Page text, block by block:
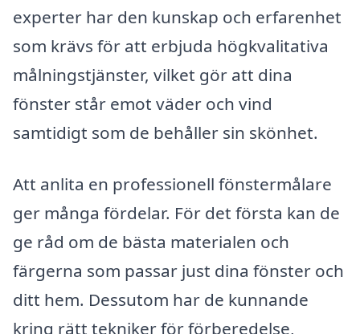
experter har den kunskap och erfarenhet
som krävs för att erbjuda högkvalitativa
målningstjänster, vilket gör att dina
fönster står emot väder och vind
samtidigt som de behåller sin skönhet.
Att anlita en professionell fönstermålare
ger många fördelar. För det första kan de
ge råd om de bästa materialen och
färgerna som passar just dina fönster och
ditt hem. Dessutom har de kunnande
kring rätt tekniker för förberedelse,